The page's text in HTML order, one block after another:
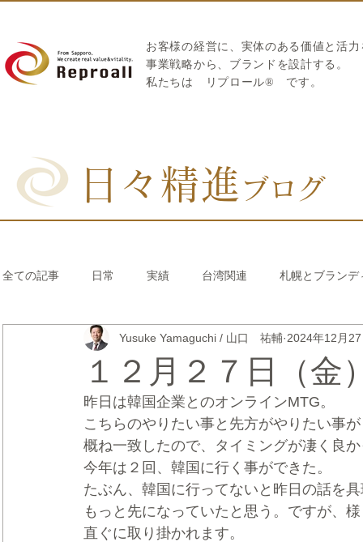
お客様の経営に、実体のある価値と活
​事業戦略から、ブランドを設計する。
私たちは
リプロール® です。
日々精進 ブログ
全ての記事 日常 実績 台湾関連 札幌とブランデ
リブランディング® さとうきび繊維のストロー 中国
CRMブランディング® デジタルマーケティングブランデ
１２月２７日（
Yusuke Yamaguchi / 山口 祐輔 2024年12月
昨日は韓国企業とのオンラインMTG。
こちらのやりたい事と先方がやりたい事が
概ね一致したので、タイミングが凄く良
今年は２回、韓国に行く事ができた。
たぶん、韓国に行ってないと昨日の話を
もっと先になっていたと思う。ですが、
直ぐに取り掛かれます。